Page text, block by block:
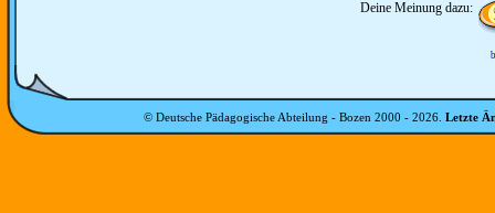
Deine Meinung dazu:
© Deutsche Pädagogische Abteilung - Bozen 2000 - 2026 Letzte